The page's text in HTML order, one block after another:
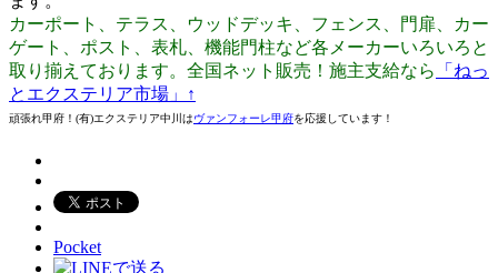
カーポート、テラス、ウッドデッキ、フェンス、門扉、カー
ゲート、ポスト、表札、機能門柱など各メーカーいろいろと
取り揃えております。全国ネット販売！施主支給なら
「ねっ
とエクステリア市場」↑
頑張れ甲府！(有)エクステリア中川はヴァンフォーレ甲府を応援しています！
Pocket